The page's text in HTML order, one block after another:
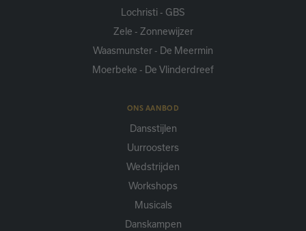
Lochristi - GBS
Zele - Zonnewijzer
Waasmunster - De Meermin
Moerbeke - De Vlinderdreef
ONS AANBOD
Dansstijlen
Uurroosters
Wedstrijden
Workshops
Musicals
Danskampen